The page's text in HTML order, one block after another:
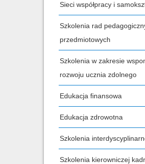
Sieci współpracy i
Szkolenia rad
przedmiotowych
Szkolenia w zakresie
rozwoju ucznia zdolnego
Edukacja finansowa
Edukacja zdrowotna
Szkolenia
Szkolenia kierowniczej